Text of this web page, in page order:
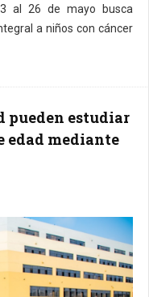
al 26 de mayo busca
a niños con cáncer
pueden estudiar
edad mediante